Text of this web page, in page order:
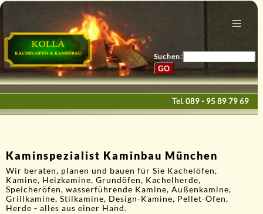
Menu
Bau & Design
Galerie
Service
Suchen:
Tel.089 - 95 89 79 69
Kaminspezialist Kaminbau München
Wir beraten, planen und bauen für Sie Kachelöfen,
Kamine, Heizkamine, Grundöfen, Kachelherde,
Speicheröfen, wasserführende Kamine, Außenkamine,
Grillkamine, Stilkamine, Design-Kamine, Pellet-Öfen,
Herde - alles aus einer Hand.